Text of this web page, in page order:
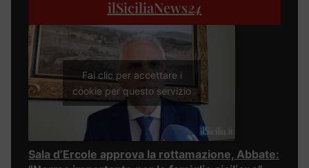
ilSiciliaNews24
Fai clic per accettare i
cookie per questo servizio
Sala d’Ercole approva la rottamazione, Abbate: